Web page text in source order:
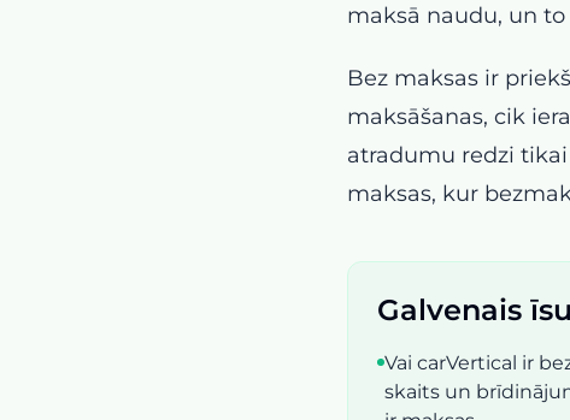
maksā naudu, un
Bez maksas ir
maksāšanas, cik
atradumu redzi tikai
maksas, kur
Galvenais
Vai carVertical ir
skaits un